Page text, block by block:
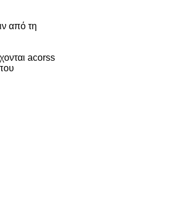
από τη
acorss